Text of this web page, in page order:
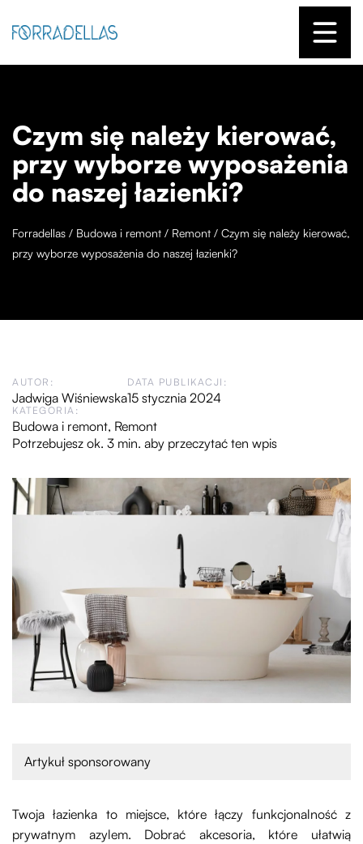
Czym się należy kierować,
przy wyborze wyposażenia
do naszej łazienki?
Forradellas / Budowa i remont / Remont / Czym się należy kierować,
przy wyborze wyposażenia do naszej łazienki?
AUTOR:
Jadwiga Wiśniewska
DATA PUBLIKACJI:
15 stycznia 2024
KATEGORIA:
Budowa i remont, Remont
Potrzebujesz ok. 3 min. aby przeczytać ten wpis
Artykuł sponsorowany
Twoja łazienka to miejsce, które łączy funkcjonalność z
prywatnym azylem. Dobrać akcesoria, które ułatwią